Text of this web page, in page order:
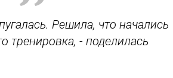
Решила, что начались
тренировка, - поделилась